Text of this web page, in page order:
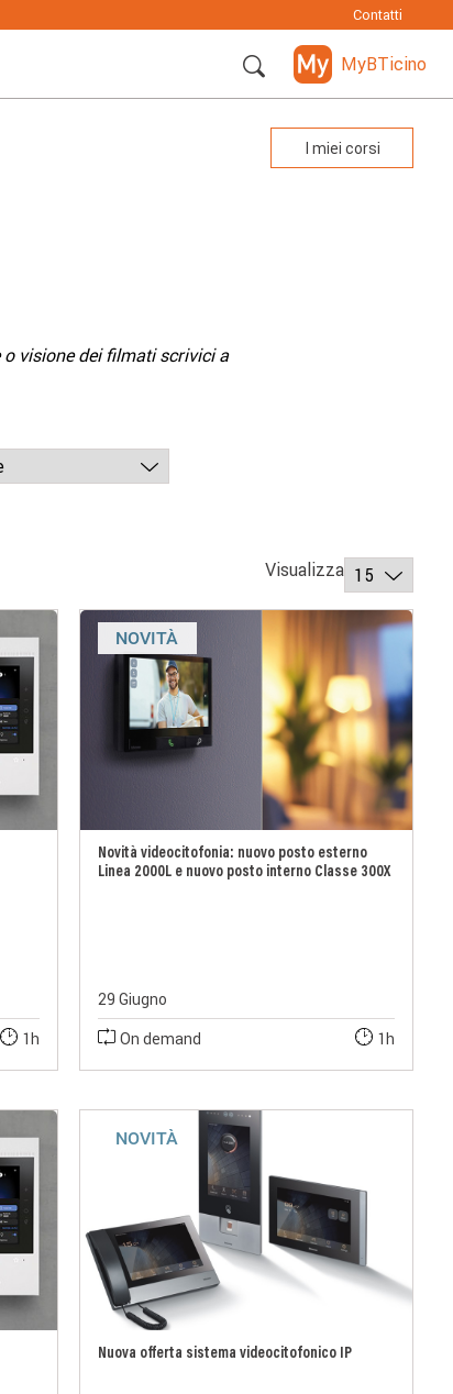
Contatti
MyBTicino
I miei corsi
visione dei filmati scrivici a
Visualizza
1h
NOVITÀ
Novità videocitofonia: nuovo posto esterno
Linea 2000L e nuovo posto interno Classe 300X
29 Giugno
On demand
1h
NOVITÀ
Nuova offerta sistema videocitofonico IP